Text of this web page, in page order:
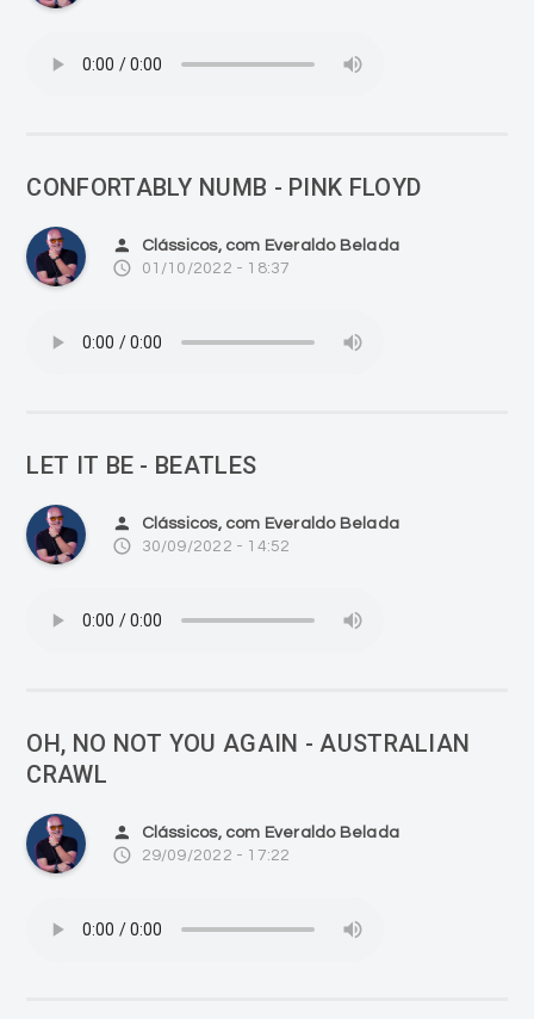
CONFORTABLY NUMB - PINK FLOYD
person Clássicos, com Everaldo Belada
access_time 01/10/2022 - 18:37
LET IT BE - BEATLES
person Clássicos, com Everaldo Belada
access_time 30/09/2022 - 14:52
OH, NO NOT YOU AGAIN - AUSTRALIAN
CRAWL
person Clássicos, com Everaldo Belada
access_time 29/09/2022 - 17:22